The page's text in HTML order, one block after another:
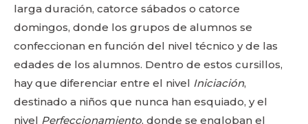
larga duración, catorce sábados o catorce
domingos, donde los grupos de alumnos se
confeccionan en función del nivel técnico y de las
edades de los alumnos. Dentro de estos cursillos,
hay que diferenciar entre el nivel Iniciación,
destinado a niños que nunca han esquiado, y el
nivel Perfeccionamiento, donde se engloban el